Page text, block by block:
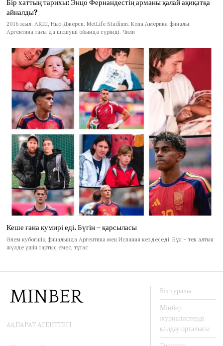
айналды?
2016 жыл. АҚШ, Нью-Джерси. MetLife Stadium. Копа Америка финалы.
Аргентина тағы да шешуші ойында сүрінді. Чили
Кеше ғана кумирі еді. Бүгін – қарсыласы
Әлем кубогінің финалында Аргентина мен Испания кездеседі. Бұл – тек алтын
жүлде үшін тартыс емес, тұтас
АҚПАРАТ АГЕНТТЕГІ
Біз туралы
Мінбер
журналистерді
қолдау орталығы